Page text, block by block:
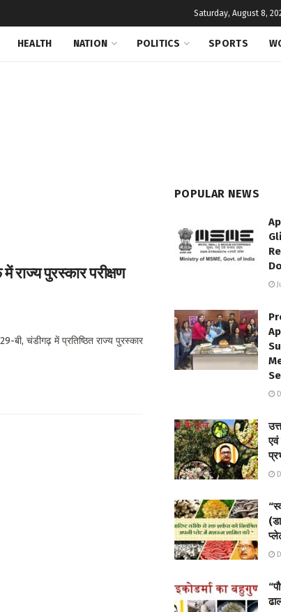
Saturday, August 8,
HEALTH NATION POLITICS SPORTS
राज्य पुरस्कार परीक्षण
बी, चंडीगढ़ में प्रतिष्ठित राज्य पुरस्कार
POPULAR NEWS
एवं